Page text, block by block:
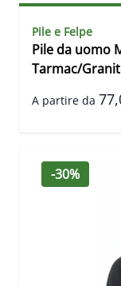
Pile e Felpe
Pile da uomo
Tarmac/
A partire da
-30%